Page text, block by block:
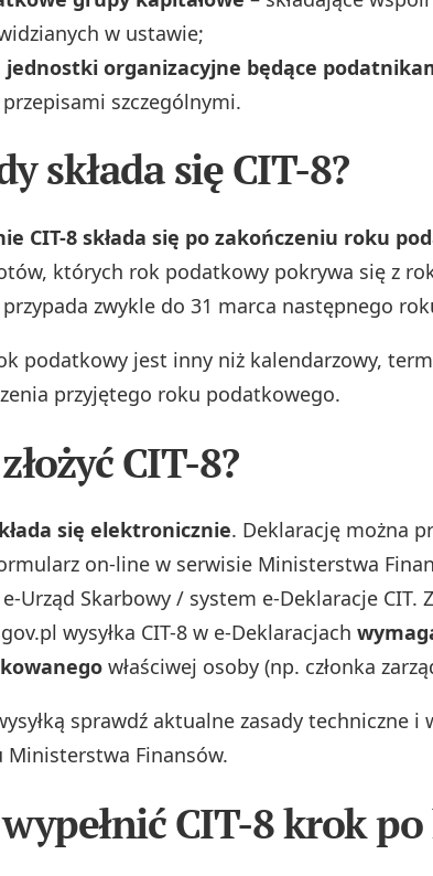
w ustawie;
jednostki organizacyjne będące
przepisami szczególnymi.
składa się CIT-8?
CIT-8 składa się po zakończeniu roku
których rok podatkowy pokrywa się z
zwykle do 31 marca następnego
podatkowy jest inny niż kalendarzowy,
przyjętego roku podatkowego.
CIT-8?
się elektronicznie. Deklarację można
on-line w serwisie Ministerstwa
e-Urząd Skarbowy / system e-Deklaracje
wysyłka CIT-8 w e-Deklaracjach
właściwej osoby (np. członka
sprawdź aktualne zasady techniczne
Ministerstwa Finansów.
CIT-8 krok